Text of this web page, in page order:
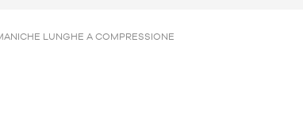
LUNGHE A COMPRESSIONE